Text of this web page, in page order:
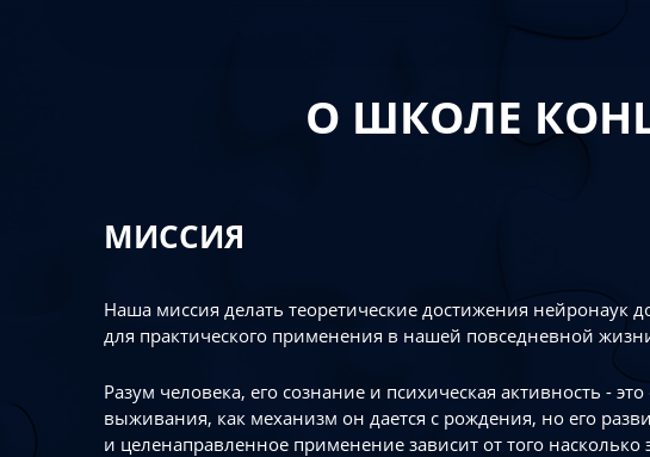
О ШКОЛЕ
МИССИЯ
Наша миссия делать теоретические достижения нейронаук
для практического применения в нашей повседневной
Разум человека, его сознание и психическая активность -
выживания, как механизм он дается с рождения, но его
и целенаправленное применение зависит от того